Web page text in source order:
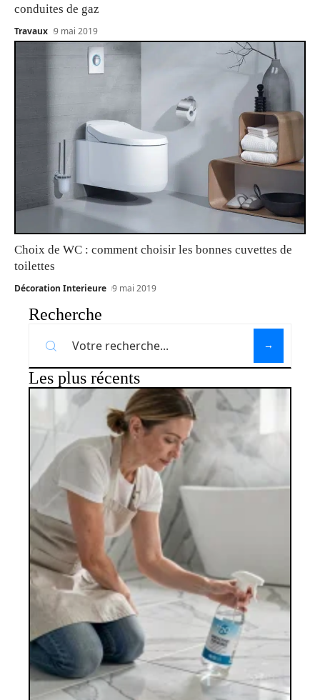
conduites de gaz
Travaux 9 mai 2019
Choix de WC : comment choisir les bonnes cuvettes de
toilettes
Décoration Interieure 9 mai 2019
Recherche
Les plus récents